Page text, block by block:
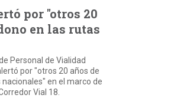
por "otros 20
en las rutas
Personal de Vialidad
por "otros 20 años de
en el marco de
Vial 18.